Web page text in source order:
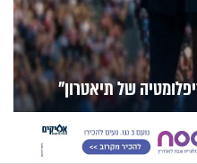
של תיאטרון"
תוכניות הערוץ